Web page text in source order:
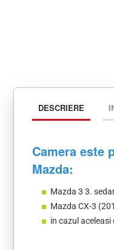
DESCRIERE
Camera este
Mazda:
Mazda 3 3.
Mazda CX-3
in cazul